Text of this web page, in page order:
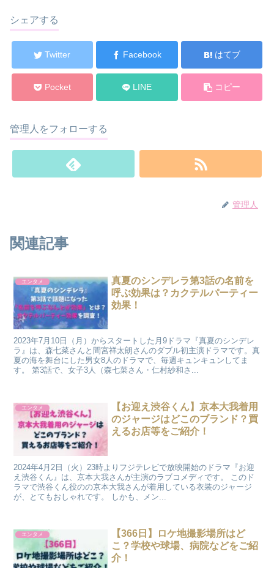
シェアする
Twitter Facebook はてブ
Pocket LINE コピー
管理人をフォローする
管理人
関連記事
エンタメ
真夏のシンデレラ第3話の名前を
呼ぶ効果は？カクテルパーティー
効果！
2023年7月10日（月）からスタートした月9ドラマ『真夏のシンデレ
ラ』は、森七菜さんと間宮祥太朗さんのダブル初主演ドラマです。真
夏の海を舞台にした男女8人のドラマで、毎週キュンキュンしてま
す。 第3話で、女子3人（森七菜さん・仁村紗和さ...
エンタメ
【お迎え渋谷くん】京本大我着用
のジャージはどこのブランド？買
えるお店等をご紹介！
2024年4月2日（火）23時よりフジテレビで放映開始のドラマ『お迎
え渋谷くん』は、京本大我さんが主演のラブコメディです。 このド
ラマで渋谷くん役のの京本大我さんが着用している衣装のジャージ
が、とてもおしゃれです。 しかも、メン...
エンタメ
【366日】ロケ地撮影場所はど
こ？学校や球場、病院などをご紹
介！